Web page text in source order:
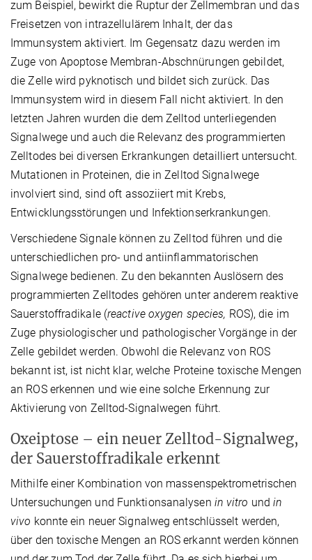
zum Beispiel, bewirkt die Ruptur der Zellmembran und das
Freisetzen von intrazellulärem Inhalt, der das
Immunsystem aktiviert. Im Gegensatz dazu werden im
Zuge von Apoptose Membran-Abschnürungen gebildet,
die Zelle wird pyknotisch und bildet sich zurück. Das
Immunsystem wird in diesem Fall nicht aktiviert. In den
letzten Jahren wurden die dem Zelltod unterliegenden
Signalwege und auch die Relevanz des programmierten
Zelltodes bei diversen Erkrankungen detailliert untersucht.
Mutationen in Proteinen, die in Zelltod Signalwege
involviert sind, sind oft assoziiert mit Krebs,
Entwicklungsstörungen und Infektionserkrankungen.
Verschiedene Signale können zu Zelltod führen und die
unterschiedlichen pro- und antiinflammatorischen
Signalwege bedienen. Zu den bekannten Auslösern des
programmierten Zelltodes gehören unter anderem reaktive
Sauerstoffradikale (reactive oxygen species, ROS), die im
Zuge physiologischer und pathologischer Vorgänge in der
Zelle gebildet werden. Obwohl die Relevanz von ROS
bekannt ist, ist nicht klar, welche Proteine toxische Mengen
an ROS erkennen und wie eine solche Erkennung zur
Aktivierung von Zelltod-Signalwegen führt.
Oxeiptose – ein neuer Zelltod-Signalweg,
der Sauerstoffradikale erkennt
Mithilfe einer Kombination von massenspektrometrischen
Untersuchungen und Funktionsanalysen in vitro undin
vivo konnte ein neuer Signalweg entschlüsselt werden,
über den toxische Mengen an ROS erkannt werden können